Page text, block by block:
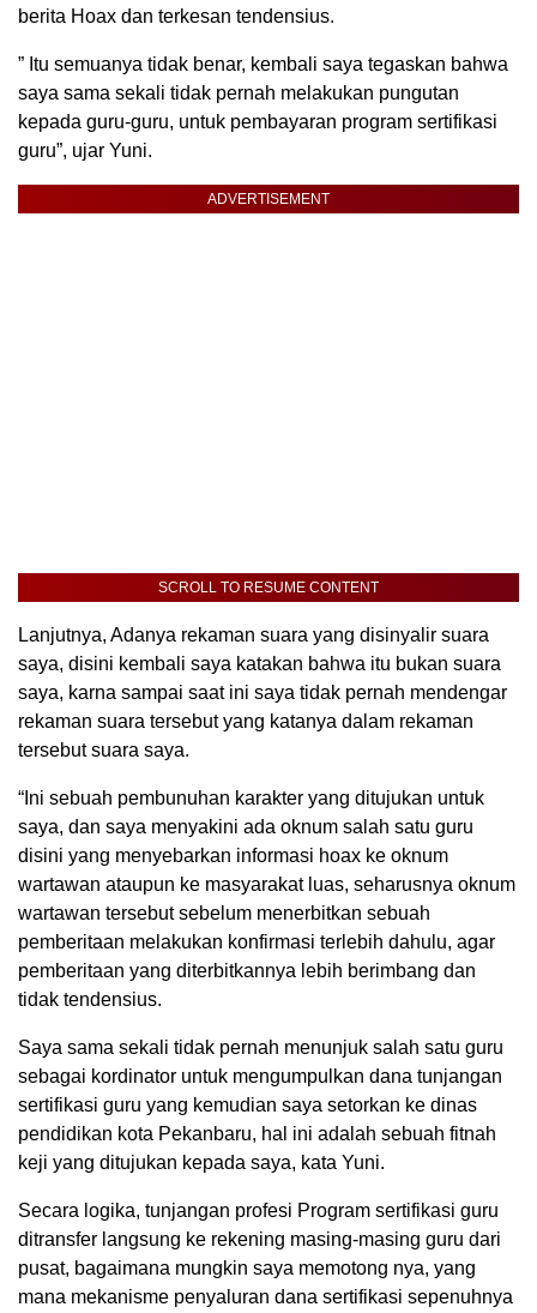
berita Hoax dan terkesan tendensius.
” Itu semuanya tidak benar, kembali saya tegaskan bahwa
saya sama sekali tidak pernah melakukan pungutan
kepada guru-guru, untuk pembayaran program sertifikasi
guru”, ujar Yuni.
ADVERTISEMENT
SCROLL TO RESUME CONTENT
Lanjutnya, Adanya rekaman suara yang disinyalir suara
saya, disini kembali saya katakan bahwa itu bukan suara
saya, karna sampai saat ini saya tidak pernah mendengar
rekaman suara tersebut yang katanya dalam rekaman
tersebut suara saya.
“Ini sebuah pembunuhan karakter yang ditujukan untuk
saya, dan saya menyakini ada oknum salah satu guru
disini yang menyebarkan informasi hoax ke oknum
wartawan ataupun ke masyarakat luas, seharusnya oknum
wartawan tersebut sebelum menerbitkan sebuah
pemberitaan melakukan konfirmasi terlebih dahulu, agar
pemberitaan yang diterbitkannya lebih berimbang dan
tidak tendensius.
Saya sama sekali tidak pernah menunjuk salah satu guru
sebagai kordinator untuk mengumpulkan dana tunjangan
sertifikasi guru yang kemudian saya setorkan ke dinas
pendidikan kota Pekanbaru, hal ini adalah sebuah fitnah
keji yang ditujukan kepada saya, kata Yuni.
Secara logika, tunjangan profesi Program sertifikasi guru
ditransfer langsung ke rekening masing-masing guru dari
pusat, bagaimana mungkin saya memotong nya, yang
mana mekanisme penyaluran dana sertifikasi sepenuhnya